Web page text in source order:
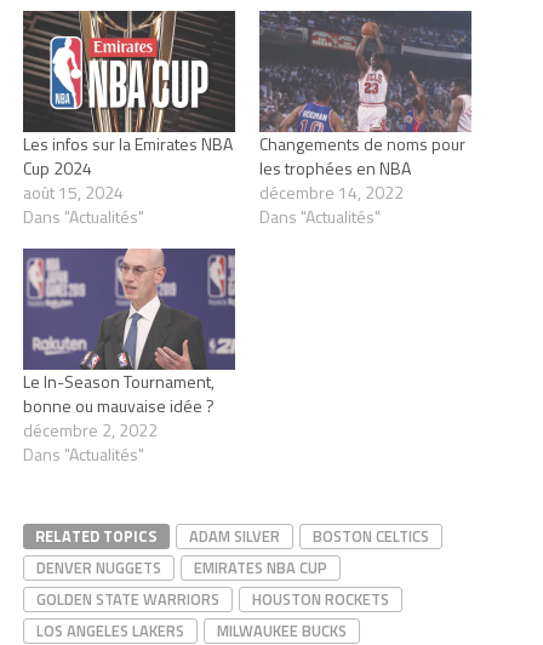
Les infos sur la Emirates NBA
Cup 2024
août 15, 2024
Dans "Actualités"
Changements de noms pour
les trophées en NBA
décembre 14, 2022
Dans "Actualités"
Le In-Season Tournament,
bonne ou mauvaise idée ?
décembre 2, 2022
Dans "Actualités"
RELATED TOPICS ADAM SILVER
BOSTON CELTICS
DENVER NUGGETS
EMIRATES NBA CUP
GOLDEN STATE WARRIORS
HOUSTON ROCKETS
LOS ANGELES LAKERS
MILWAUKEE BUCKS